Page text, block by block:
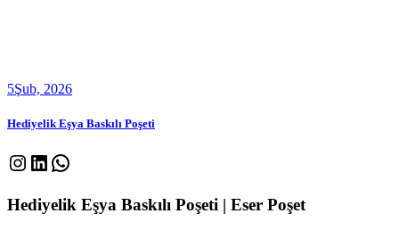
5Şub, 2026
Hediyelik Eşya Baskılı Poşeti
Instagram
LinkedIn
WhatsApp
Hediyelik Eşya Baskılı Poşeti | Eser Poşet